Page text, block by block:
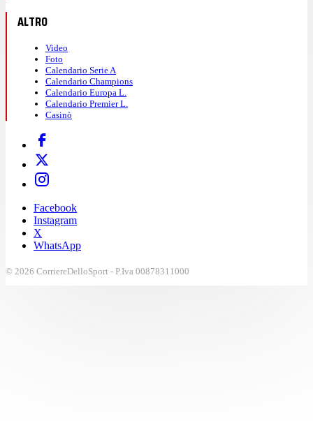
ALTRO
Video
Foto
Calendario Serie A
Calendario Champions
Calendario Europa L.
Calendario Premier L.
Casinò
Facebook
Instagram
X
WhatsApp
© 2026 CorriereDelloSport - P.Iva 00878311000